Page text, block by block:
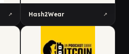
↗ Hash2Wear ↗